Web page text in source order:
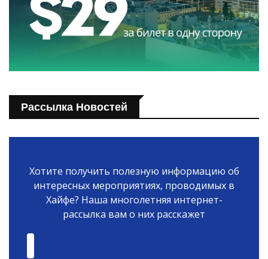
Рассылка Новостей
Хотите получить полезную информацию об
интересных мероприятиях, проводимых в
Хайфе? Наша многолетняя интернет-
рассылка вам о них расскажет